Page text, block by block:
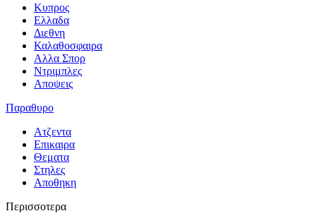
Κυπρος
Ελλαδα
Διεθνη
Καλαθοσφαιρα
Αλλα Σπορ
Ντριμπλες
Αποψεις
Παραθυρο
Ατζεντα
Επικαιρα
Θεματα
Στηλες
Αποθηκη
Περισσοτερα